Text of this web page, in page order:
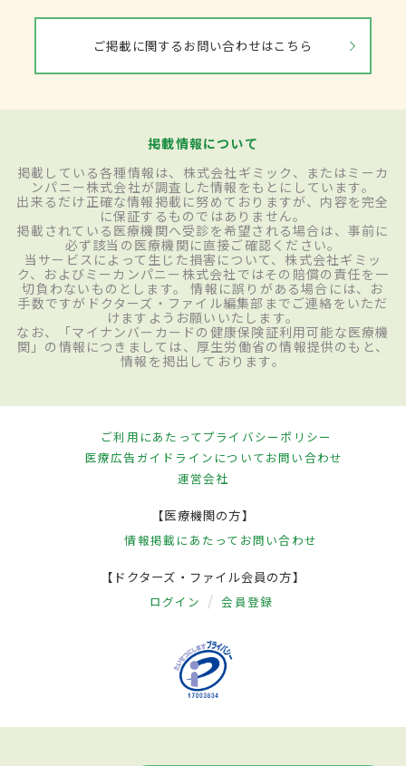
ご掲載に関するお問い合わせはこちら
掲載情報について
掲載している各種情報は、株式会社ギミック、またはミーカ
ンパニー株式会社が調査した情報をもとにしています。
出来るだけ正確な情報掲載に努めておりますが、内容を完全
に保証するものではありません。
掲載されている医療機関へ受診を希望される場合は、事前に
必ず該当の医療機関に直接ご確認ください。
当サービスによって生じた損害について、株式会社ギミッ
ク、およびミーカンパニー株式会社ではその賠償の責任を一
切負わないものとします。 情報に誤りがある場合には、お
手数ですがドクターズ・ファイル編集部までご連絡をいただ
けますようお願いいたします。
なお、「マイナンバーカードの健康保険証利用可能な医療機
関」の情報につきましては、厚生労働省の情報提供のもと、
情報を掲出しております。
ご利用にあたってプライバシーポリシー
医療広告ガイドラインについてお問い合わせ
運営会社
【医療機関の方】
情報掲載にあたって お問い合わせ
【ドクターズ・ファイル会員の方】
ログイン 会員登録